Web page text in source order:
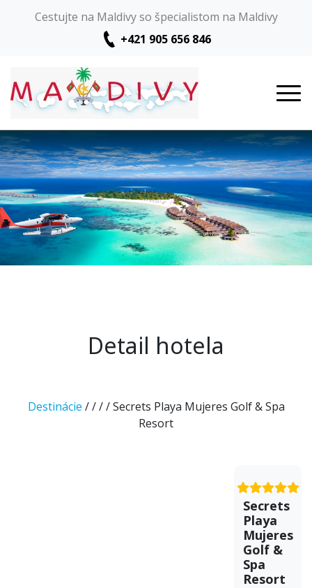
Cestujte na Maldivy so špecialistom na Maldivy
+421 905 656 846
Detail hotela
Destinácie //// Secrets Playa Mujeres Golf & Spa
Resort
Secrets
Playa
Mujeres
Golf &
Spa
Resort